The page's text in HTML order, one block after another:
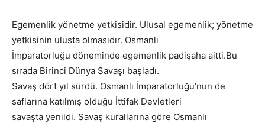
Egemenlik yönetme yetkisidir. Ulusal egemenlik; yönetme
yetkisinin ulusta olmasıdır. Osmanlı
İmparatorluğu döneminde egemenlik padişaha aitti.Bu
sırada Birinci Dünya Savaşı başladı.
Savaş dört yıl sürdü. Osmanlı İmparatorluğu’nun de
saflarına katılmış olduğu İttifak Devletleri
savaşta yenildi. Savaş kurallarına göre Osmanlı